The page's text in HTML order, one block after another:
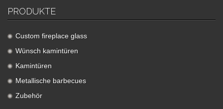
PRODUKTE
Custom fireplace glass
Wünsch kamintüren
Kamintüren
Metallische barbecues
Zubehör